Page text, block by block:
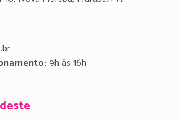
9h às 16h